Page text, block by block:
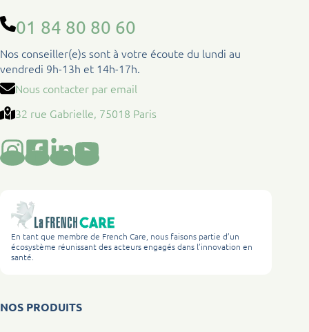
01 84 80 80 60
Nos conseiller(e)s sont à votre écoute du lundi au
vendredi 9h-13h et 14h-17h.
Nous contacter par email
32 rue Gabrielle, 75018 Paris
En tant que membre de French Care, nous faisons partie d’un
écosystème réunissant des acteurs engagés dans l’innovation en
santé.
NOS PRODUITS